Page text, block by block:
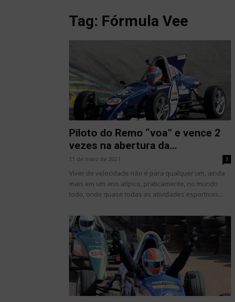
Tag: Fórmula Vee
Piloto do Remo “voa” e vence 2
vezes na abertura da...
11 de maio de 2021 3
Viver de velocidade não é para qualquer um, ainda
mais em um ano atípico, praticamente, no mundo
todo, onde quase todas as atividades esportivas...